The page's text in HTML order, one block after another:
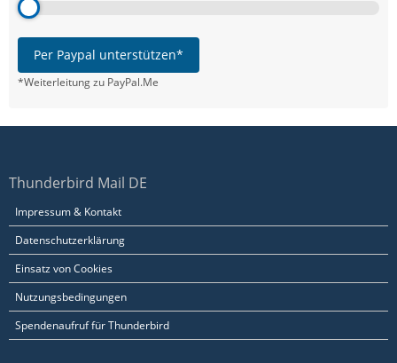
Per Paypal unterstützen*
*Weiterleitung zu PayPal.Me
Thunderbird Mail DE
Impressum & Kontakt
Datenschutzerklärung
Einsatz von Cookies
Nutzungsbedingungen
Spendenaufruf für Thunderbird